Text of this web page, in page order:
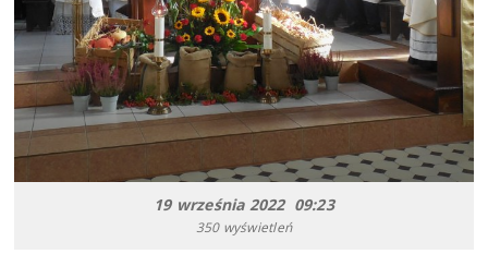
19 września 2022 09:23
350 wyświetleń